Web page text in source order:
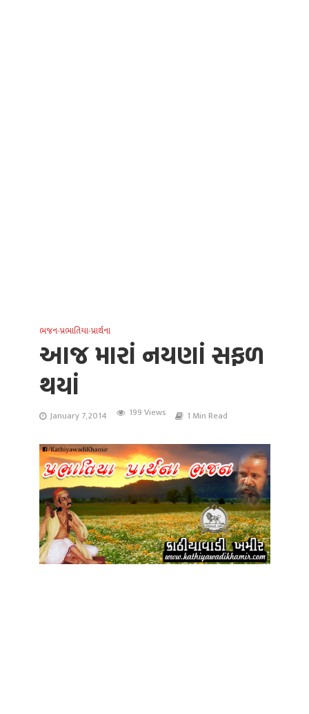
ભજન-પ્રભાતિયા-પ્રાર્થના
આજ મારાં નયણાં સફળ
થયાં
January 7, 2014 199 Views 1 Min Read